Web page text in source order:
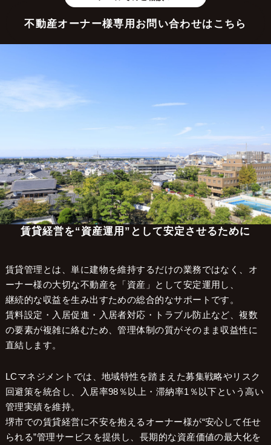
不動産オーナー様専用お問い合わせはこちら
不動産管理エリア
岸和田市で賃貸管理をお考えの
オーナー様へ
賃貸経営を“資産運用”として安定させるために
賃貸管理とは、単に建物を維持するだけの業務ではなく、オ
ーナー様の大切な不動産を「資産」として安定運用し、
継続的な収益を生み出すための総合的なサポートです。
賃料設定・入居促進・入居者対応・トラブル防止など、複数
の要素が複雑に絡むため、管理体制の質がそのまま収益性に
直結します。
LCマネジメントでは、地域特性を踏まえた募集戦略やリスク
回避策を統合し、入居率98％以上・滞納率1％以下という高い
管理実績を維持。
堺市での賃貸経営に不安を抱えるオーナー様が“安心して任せ
られる”管理サービスを提供し、長期的な資産価値の最大化を